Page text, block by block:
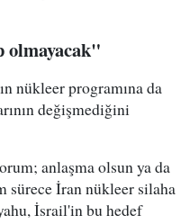
olmayacak"
nükleer programına da
değişmediğini
anlaşma olsun ya da
sürece İran nükleer silaha
İsrail'in bu hedef